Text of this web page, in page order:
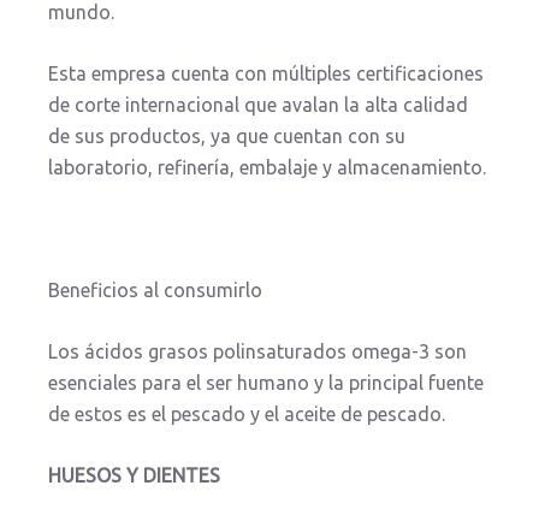
mundo.
Esta empresa cuenta con múltiples certificaciones
de corte internacional que avalan la alta calidad
de sus productos, ya que cuentan con su
laboratorio, refinería, embalaje y almacenamiento.
Beneficios al consumirlo
Los ácidos grasos polinsaturados omega-3 son
esenciales para el ser humano y la principal fuente
de estos es el pescado y el aceite de pescado.
HUESOS Y DIENTES